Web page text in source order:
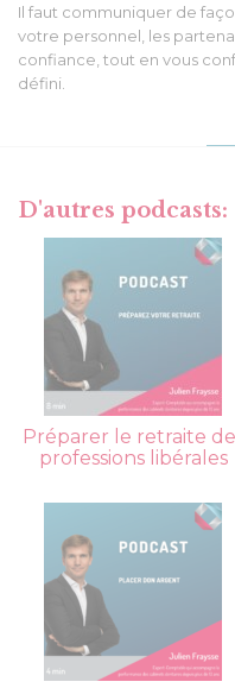
Il faut communiquer de
votre personnel, les
confiance, tout en vous
défini.
D'autres podcasts:
Préparer le retraite
professions libérales